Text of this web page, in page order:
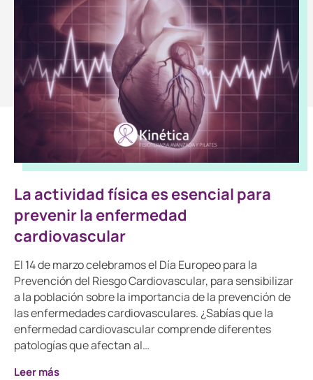
La actividad física es esencial para
prevenir la enfermedad
cardiovascular
El 14 de marzo celebramos el Día Europeo para la
Prevención del Riesgo Cardiovascular, para sensibilizar
a la población sobre la importancia de la prevención de
las enfermedades cardiovasculares. ¿Sabías que la
enfermedad cardiovascular comprende diferentes
patologías que afectan al…
Leer más